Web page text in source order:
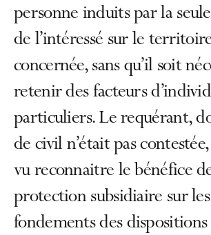
personne induits par la
de l’intéressé sur le
concernée, sans qu’il soit
retenir des facteurs
particuliers. Le requérant,
de civil n’était pas contestée,
vu reconnaitre le bénéfice
protection subsidiaire sur les
fondements des